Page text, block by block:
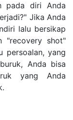
pada diri Anda
Jika Anda
lalu bersikap
"recovery shot"
persoalan, yang
Anda bisa
yang Anda